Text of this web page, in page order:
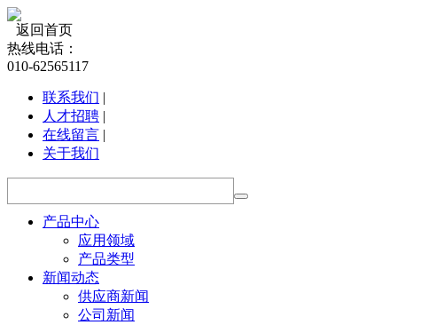
返回首页
热线电话：
010-62565117
联系我们 |
人才招聘 |
在线留言 |
关于我们
产品中心
应用领域
产品类型
新闻动态
供应商新闻
公司新闻